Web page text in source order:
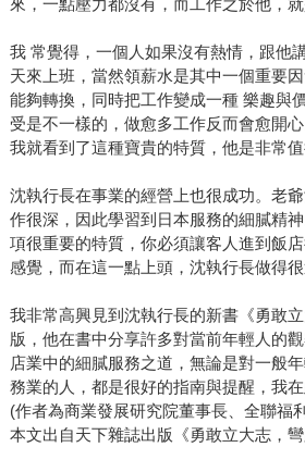
來，一點壓力都沒有，而工作之於他，就
我 常覺得，一個人如果沒有熱情，跟他
天來上班，當然領薪水是其中一個重要
能夠轉換，同時把工作變成一種 樂趣與
受是不一樣的，做愈多工作反而會愈開
我就看到了這種寶貴的特質，他是非常值
沈執行長在事業的經營上也很成功。老
作很深，因此學習到日本服務的細膩精
項很重要的特質，你必須讓客人進到飯
感覺，而在這一點上頭，沈執行長做得很
我非常高興見到沈執行長的新書《勇敢
版，他在書中分享許多對當前年輕人的
店業中的細膩服務之道，無論是對一般
務業的人，都是很好的指南與提醒，我在
(作者為商業發展研究院董事長、全聯福
本文出自天下雜誌出版《勇敢立大志，彎